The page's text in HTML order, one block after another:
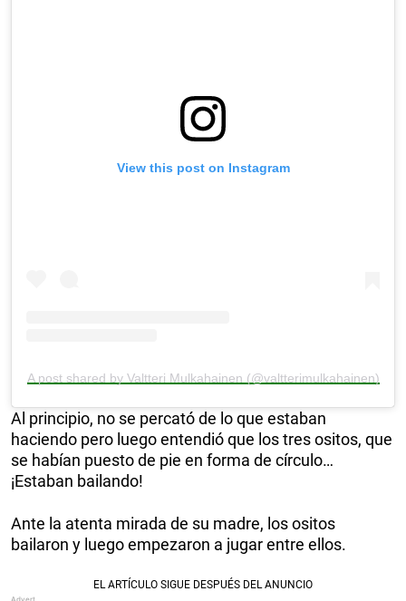
View this post on Instagram
A post shared by Valtteri Mulkahainen (@valtterimulkahainen)
Al principio, no se percató de lo que estaban
haciendo pero luego entendió que los tres ositos, que
se habían puesto de pie en forma de círculo…
¡Estaban bailando!
Ante la atenta mirada de su madre, los ositos
bailaron y luego empezaron a jugar entre ellos.